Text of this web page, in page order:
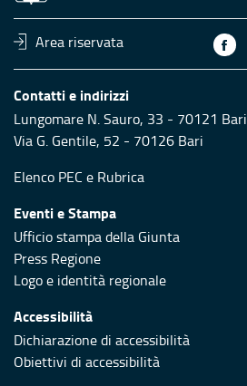
Area riservata
Contatti e indirizzi
Lungomare N. Sauro, 33 - 70121 Bari
Via G. Gentile, 52 - 70126 Bari
Elenco PEC e Rubrica
Eventi e Stampa
Ufficio stampa della Giunta
Press Regione
Logo e identità regionale
Accessibilità
Dichiarazione di accessibilità
Obiettivi di accessibilità